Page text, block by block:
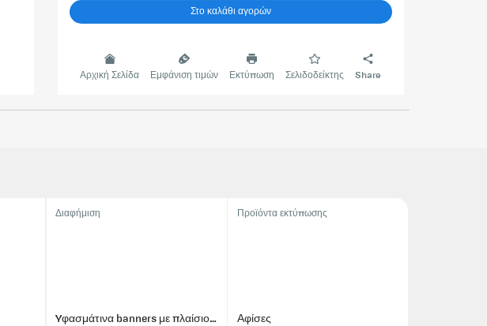
Στο καλάθι αγορών
Αρχική Σελίδα Εμφάνιση τιμών Εκτύπωση Σελιδοδείκτης Share
Διαφήμιση
Yφασμάτινα banners με πλαίσιο αλουμινίου
Προϊόντα εκτύπωσης
Αφίσες